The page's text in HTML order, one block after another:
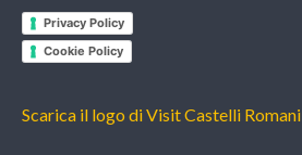
Privacy Policy
Cookie Policy
Scarica il logo di Visit Castelli Romani